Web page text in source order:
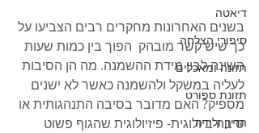
דיאטה
סיפורי הצלחה
תזונה ומאכלים
תזונת ספורט
הריון ולידה
בשנים האחרונות מחקרים רבים הצביעו על
כך שיש קשר מובהק  הפוך בין כמות שעות
השינה לבין מידת ההשמנה. מה הן הסיבות
לעליה במשקל ולהשמנה כאשר לא ישנים
מספיק? האם מדובר בסיבה התנהגותית או
סיבה ביולוגית- פיזיולוגית שהגוף פשוט